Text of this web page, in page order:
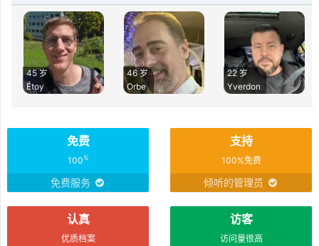
45 岁
Étoy
46 岁
Orbe
22 岁
Yverdon
免费
100%
免费服务
支持
100%免费
倾听的管理员
认真
优质档案
访客
访问量很高